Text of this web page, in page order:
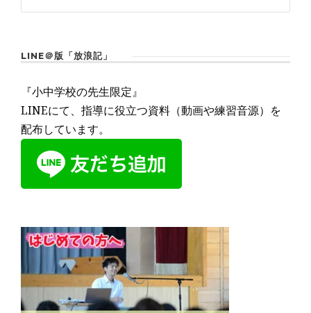
LINE＠版「放浪記」
『小中学校の先生限定』
LINEにて、指導に役立つ資料（動画や練習音源）を
配布しています。